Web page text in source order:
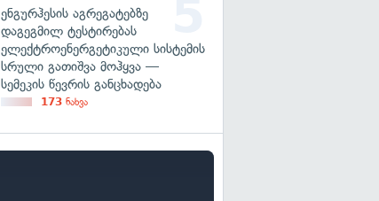
ენგურჰესის აგრეგატებზე
დაგეგმილ ტესტირებას
ელექტროენერგეტიკული სისტემის
სრული გათიშვა მოჰყვა —
სემეკის წევრის განცხადება
173 ნახვა